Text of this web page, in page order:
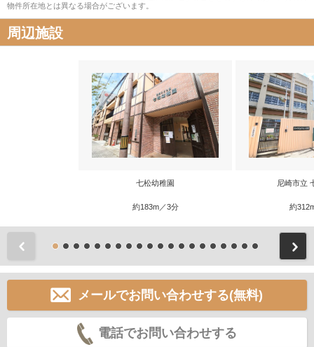
物件所在地とは異なる場合がございます。
周辺施設
七松幼稚園
約183m／3分
尼崎市立
約
メールでお問い合わせする(無料)
電話でお問い合わせする